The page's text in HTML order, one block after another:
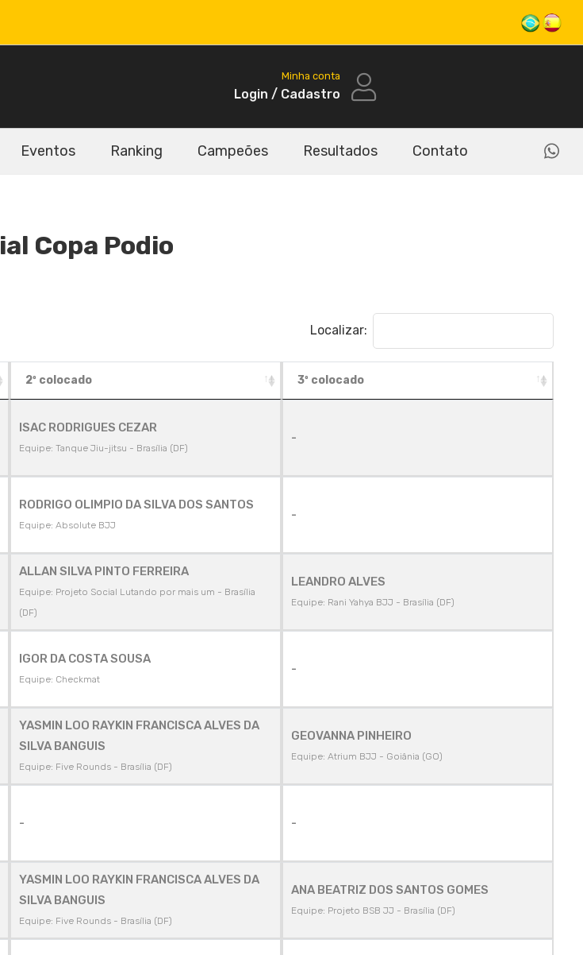
Minha conta
Login / Cadastro
Eventos Ranking Campeões Resultados Contato
Copa Podio
Localizar:
2º colocado 3º colocado
ISAC RODRIGUES CEZAR
Equipe: Tanque Jiu-jitsu - Brasília (DF)
-
RODRIGO OLIMPIO DA SILVA DOS SANTOS
Equipe: Absolute BJJ
-
ALLAN SILVA PINTO FERREIRA
Equipe: Projeto Social Lutando por mais um - Brasília
(DF)
LEANDRO ALVES
Equipe: Rani Yahya BJJ - Brasília (DF)
IGOR DA COSTA SOUSA
Equipe: Checkmat
-
YASMIN LOO RAYKIN FRANCISCA ALVES DA
SILVA BANGUIS
Equipe: Five Rounds - Brasília (DF)
GEOVANNA PINHEIRO
Equipe: Atrium BJJ - Goiânia (GO)
- -
YASMIN LOO RAYKIN FRANCISCA ALVES DA
SILVA BANGUIS
Equipe: Five Rounds - Brasília (DF)
ANA BEATRIZ DOS SANTOS GOMES
Equipe: Projeto BSB JJ - Brasília (DF)